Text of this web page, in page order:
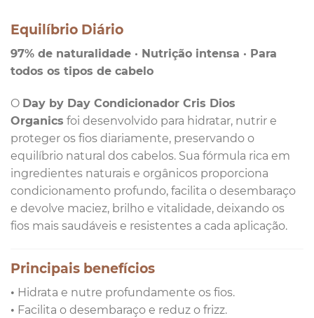
Equilíbrio Diário
97% de naturalidade · Nutrição intensa · Para
todos os tipos de cabelo
O Day by Day Condicionador Cris Dios
Organics foi desenvolvido para hidratar, nutrir e
proteger os fios diariamente, preservando o
equilíbrio natural dos cabelos. Sua fórmula rica em
ingredientes naturais e orgânicos proporciona
condicionamento profundo, facilita o desembaraço
e devolve maciez, brilho e vitalidade, deixando os
fios mais saudáveis e resistentes a cada aplicação.
Principais benefícios
• Hidrata e nutre profundamente os fios.
• Facilita o desembaraço e reduz o frizz.